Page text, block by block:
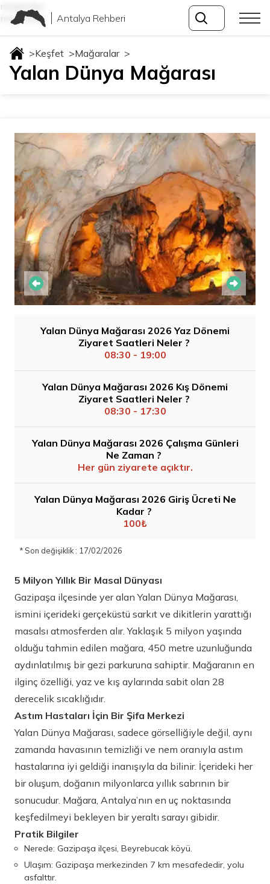
magaralar
magaralar
Antalya Rehberi
>Keşfet >Mağaralar >
Yalan Dünya Mağarası
Yalan Dünya Mağarası 2026 Yaz Dönemi
Ziyaret Saatleri Neler ?
08:30 - 19:00
Yalan Dünya Mağarası 2026 Kış Dönemi
Ziyaret Saatleri Neler ?
08:30 - 17:30
Yalan Dünya Mağarası 2026 Çalışma Günleri
Ne Zaman ?
Her gün ziyarete açıktır.
Yalan Dünya Mağarası 2026 Giriş Ücreti Ne
Kadar ?
100₺
* Son değişiklik : 17/02/2026
5 Milyon Yıllık Bir Masal Dünyası
Gazipaşa ilçesinde yer alan Yalan Dünya Mağarası,
ismini içerideki gerçeküstü sarkıt ve dikitlerin yarattığı
masalsı atmosferden alır. Yaklaşık 5 milyon yaşında
olduğu tahmin edilen mağara, 450 metre uzunluğunda
aydınlatılmış bir gezi parkuruna sahiptir. Mağaranın en
ilginç özelliği, yaz ve kış aylarında sabit olan 28
derecelik sıcaklığıdır.
Astım Hastaları İçin Bir Şifa Merkezi
Yalan Dünya Mağarası, sadece görselliğiyle değil, aynı
zamanda havasının temizliği ve nem oranıyla astım
hastalarına iyi geldiği inanışıyla da bilinir. İçerideki her
bir oluşum, doğanın milyonlarca yıllık sabrının bir
sonucudur. Mağara, Antalya’nın en uç noktasında
keşfedilmeyi bekleyen bir yeraltı sarayı gibidir.
Pratik Bilgiler
Nerede: Gazipaşa ilçesi, Beyrebucak köyü.
Ulaşım: Gazipaşa merkezinden 7 km mesafededir, yolu
asfalttır.